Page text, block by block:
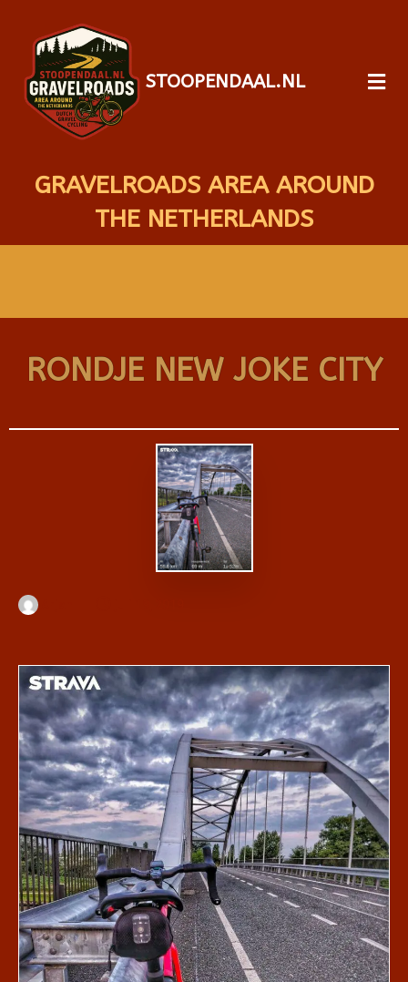
STOOPENDAAL.NL
GRAVELROADS AREA AROUND
THE NETHERLANDS
RONDJE NEW JOKE CITY